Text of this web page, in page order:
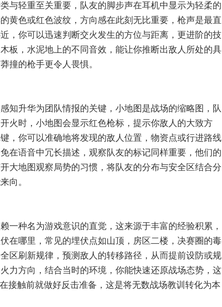
与轻重至关重要，队友的脚步声在耳机中显示为轻柔的
黄色或红色波纹，方向感在此刻无比重要，枪声是最直
，你可以迅速判断交火发生的方位与距离，更进阶的技
板，水泥地上的不同音效，能让你推断出敌人所处的具
撞的枪手更令人畏惧。
知升华为团队情报的关键，小地图是战场的缩略图，队
火时，小地图会显示红色枪标，提示你敌人的大致方
，你可以准确地将发现的敌人位置，物资点或行进路线
在语音中冗长描述，观察队友的标记同样重要，他们的
大地图观察局势的习惯，将队友的分布与安全区结合分
向。
一种名为游戏意识的直觉，这来源于丰富的经验积累，
在哪里，常见的埋伏点如山顶，房区二楼，决赛圈的毒
区刷新规律，预测敌人的转移路径，从而提前设防或规
力方向，结合当时的环境，你能快速还原战场态势，这
接触前就做好反击准备，这是将无数战场教训转化为本